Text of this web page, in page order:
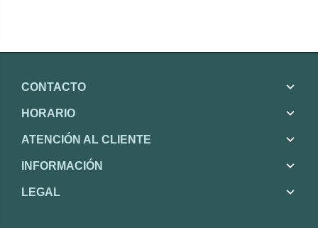
CONTACTO
HORARIO
ATENCIÓN AL CLIENTE
INFORMACIÓN
LEGAL